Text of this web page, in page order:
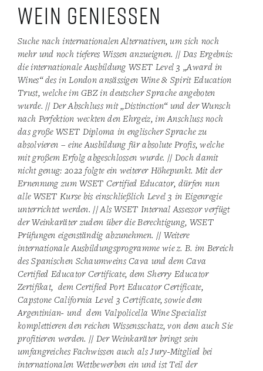
Wein geniessen
Suche nach internationalen Alternativen, um sich noch
mehr und noch tieferes Wissen anzueignen. // Das Ergebnis:
die internationale Ausbildung WSET Level 3 „Award in
Wines“ des in London ansässigen Wine & Spirit Education
Trust, welche im GBZ in deutscher Sprache angeboten
wurde. // Der Abschluss mit „Distinction“ und der Wunsch
nach Perfektion weckten den Ehrgeiz, im Anschluss noch
das große WSET Diploma in englischer Sprache zu
absolvieren – eine Ausbildung für absolute Profis, welche
mit großem Erfolg abgeschlossen wurde. // Doch damit
nicht genug: 2022 folgte ein weiterer Höhepunkt. Mit der
Ernennung zum WSET Certified Educator, dürfen nun
alle WSET Kurse bis einschließlich Level 3 in Eigenregie
unterrichtet werden. // Als WSET Internal Assessor verfügt
der Weinkaräter zudem über die Berechtigung, WSET
Prüfungen eigenständig abzunehmen. // Weitere
internationale Ausbildungsprogramme wie z. B. im Bereich
des Spanischen Schaumweins Cava und dem Cava
Certified Educator Certificate, dem Sherry Educator
Zertifikat, dem Certified Port Educator Certificate,
Capstone California Level 3 Certificate, sowie dem
Argentinian- und dem Valpolicella Wine Specialist
komplettieren den reichen Wissensschatz, von dem auch Sie
profitieren werden. // Der Weinkaräter bringt sein
umfangreiches Fachwissen auch als Jury-Mitglied bei
internationalen Wettbewerben ein und ist Teil der